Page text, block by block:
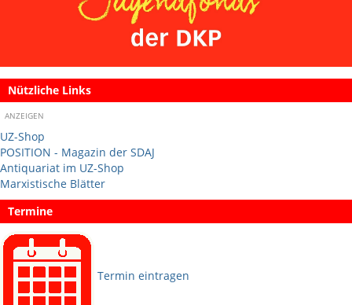
Nützliche Links
ANZEIGEN
UZ-Shop
POSITION - Magazin der SDAJ
Antiquariat im UZ-Shop
Marxistische Blätter
Termine
Termin eintragen